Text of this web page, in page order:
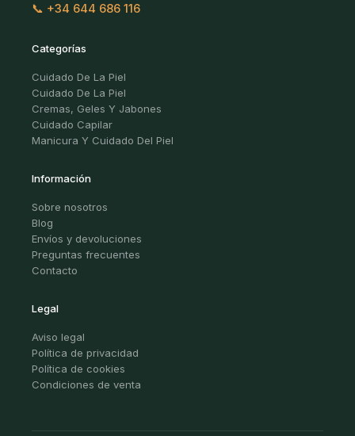
📞 +34 644 686 116
Categorías
Cuidado De La Piel
Cuidado De La Piel
Cremas, Geles Y Jabones
Cuidado Capilar
Manicura Y Cuidado Del Piel
Información
Sobre nosotros
Blog
Envíos y devoluciones
Preguntas frecuentes
Contacto
Legal
Aviso legal
Política de privacidad
Política de cookies
Condiciones de venta